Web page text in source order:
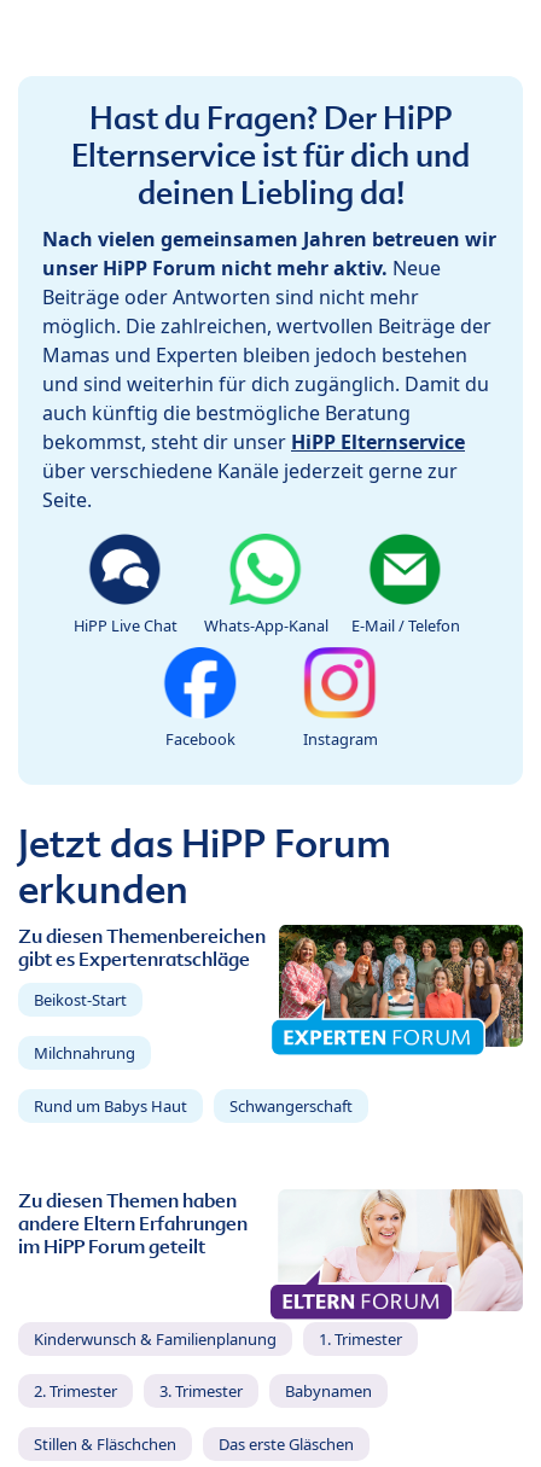
Hast du Fragen? Der HiPP
Elternservice ist für dich und
deinen Liebling da!
Nach vielen gemeinsamen Jahren betreuen wir
unser HiPP Forum nicht mehr aktiv. Neue
Beiträge oder Antworten sind nicht mehr
möglich. Die zahlreichen, wertvollen Beiträge der
Mamas und Experten bleiben jedoch bestehen
und sind weiterhin für dich zugänglich. Damit du
auch künftig die bestmögliche Beratung
bekommst, steht dir unser HiPP Elternservice
über verschiedene Kanäle jederzeit gerne zur
Seite.
HiPP Live Chat Whats-App-Kanal E-Mail / Telefon
Facebook Instagram
Jetzt das HiPP Forum
erkunden
Zu diesen Themenbereichen
gibt es Expertenratschläge
Beikost-Start
Milchnahrung
Rund um Babys Haut Schwangerschaft
Zu diesen Themen haben
andere Eltern Erfahrungen
im HiPP Forum geteilt
Kinderwunsch & Familienplanung 1. Trimester
2. Trimester 3. Trimester Babynamen
Stillen & Fläschchen Das erste Gläschen